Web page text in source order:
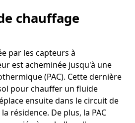
chauffage
par les capteurs à
est acheminée jusqu'à une
(PAC). Cette dernière
pour chauffer un fluide
ensuite dans le circuit de
résidence. De plus, la PAC